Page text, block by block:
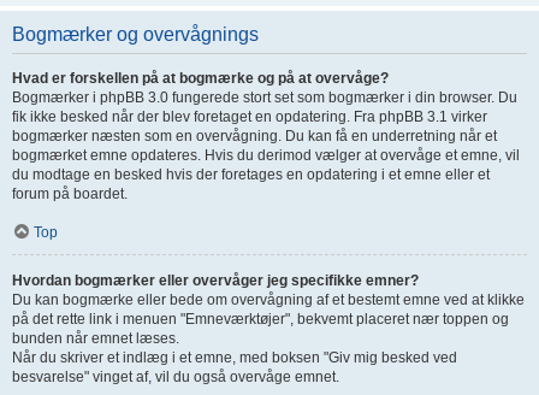
Bogmærker og overvågnings
Hvad er forskellen på at bogmærke og på at overvåge?
Bogmærker i phpBB 3.0 fungerede stort set som bogmærker i din browser. Du
fik ikke besked når der blev foretaget en opdatering. Fra phpBB 3.1 virker
bogmærker næsten som en overvågning. Du kan få en underretning når et
bogmærket emne opdateres. Hvis du derimod vælger at overvåge et emne, vil
du modtage en besked hvis der foretages en opdatering i et emne eller et
forum på boardet.
Top
Hvordan bogmærker eller overvåger jeg specifikke emner?
Du kan bogmærke eller bede om overvågning af et bestemt emne ved at klikke
på det rette link i menuen "Emneværktøjer", bekvemt placeret nær toppen og
bunden når emnet læses.
Når du skriver et indlæg i et emne, med boksen "Giv mig besked ved
besvarelse" vinget af, vil du også overvåge emnet.